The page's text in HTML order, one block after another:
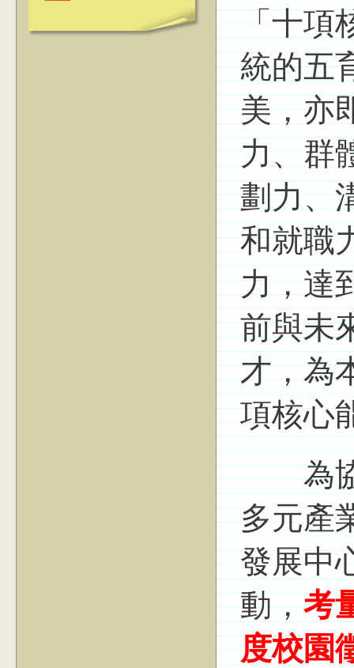
「十項
統的五
美，亦
力、群
劃力、
和就職
力，達
前與未
才，為
項核心
為協
多元產
發展中
動，考
度校園